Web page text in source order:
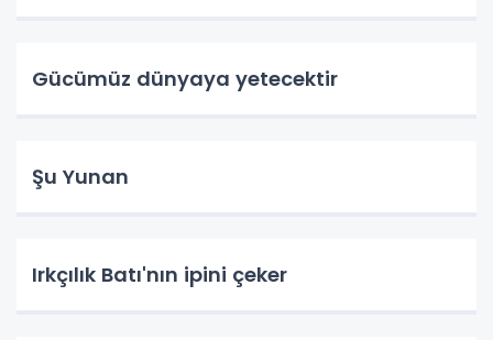
Gücümüz dünyaya yetecektir
Şu Yunan
Irkçılık Batı'nın ipini çeker